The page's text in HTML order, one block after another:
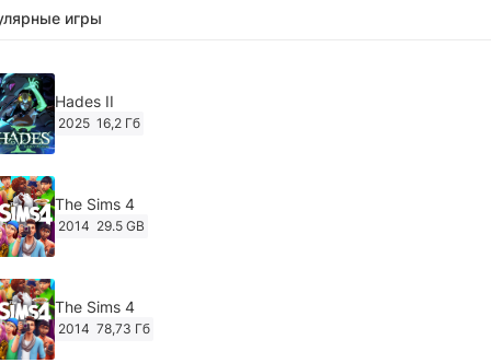
игры
Hades II
2025 16,2 Гб
The Sims 4
2014 29.5 GB
The Sims 4
2014 78,73 Гб